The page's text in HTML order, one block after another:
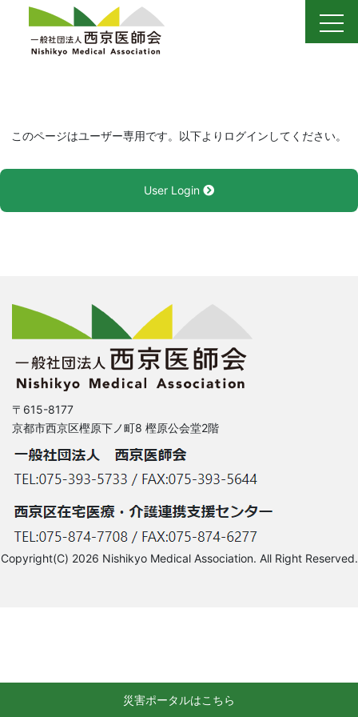
content
このページはユーザー専用です。以下よりログインしてください。
User Login
〒615-8177
京都市西京区樫原下ノ町8 樫原公会堂2階
Copyright(C) 2026 Nishikyo Medical Association. All Right Reserved.
災害ポータルはこちら